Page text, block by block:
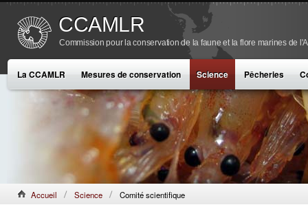
CCAMLR
Commission pour la conservation de la faune et la flore marines de
La CCAMLR Mesures de conservation Science Pêcheries
Accueil Science Comité scientifique